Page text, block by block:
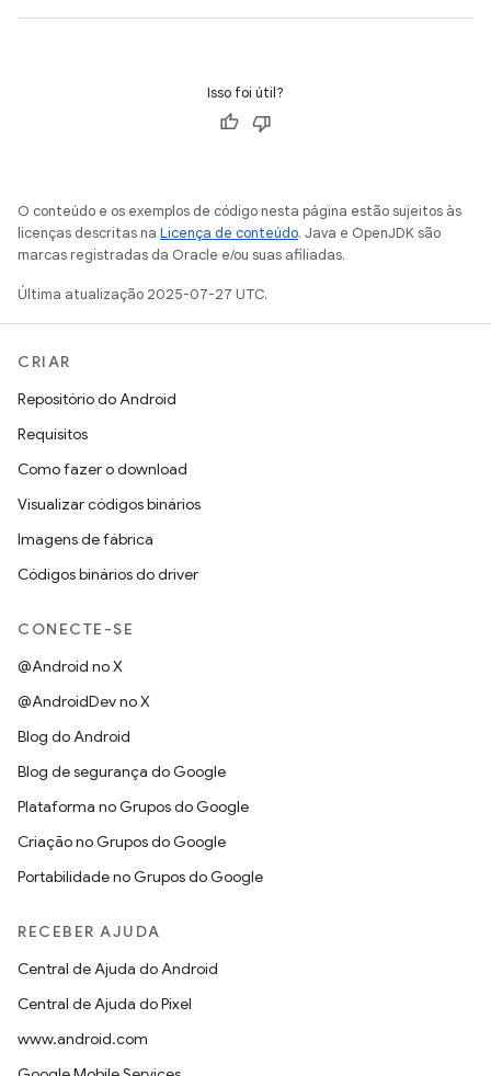
Isso foi útil?
O conteúdo e os exemplos de código nesta página estão sujeitos às
licenças descritas na Licença de conteúdo. Java e OpenJDK são
marcas registradas da Oracle e/ou suas afiliadas.
Última atualização 2025-07-27 UTC.
CRIAR
Repositório do Android
Requisitos
Como fazer o download
Visualizar códigos binários
Imagens de fábrica
Códigos binários do driver
CONECTE-SE
@Android no X
@AndroidDev no X
Blog do Android
Blog de segurança do Google
Plataforma no Grupos do Google
Criação no Grupos do Google
Portabilidade no Grupos do Google
RECEBER AJUDA
Central de Ajuda do Android
Central de Ajuda do Pixel
www.android.com